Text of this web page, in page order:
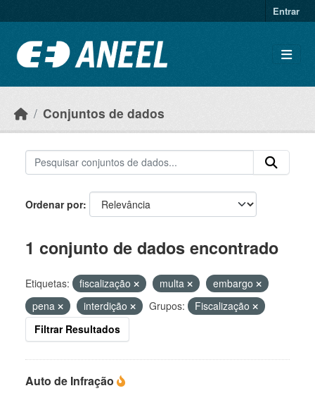
Entrar
Conjuntos de dados
Ordenar por
1 conjunto de dados encontrado
Etiquetas: fiscalização multa
embargo
pena
interdição Grupos:
Fiscalização
Filtrar Resultados
Auto de Infração